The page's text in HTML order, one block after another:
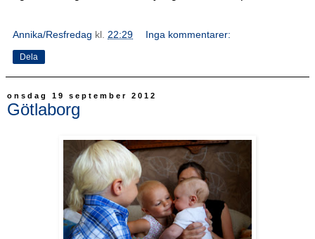
Annika/Resfredag kl. 22:29 Inga kommentarer:
Dela
onsdag 19 september 2012
Götlaborg